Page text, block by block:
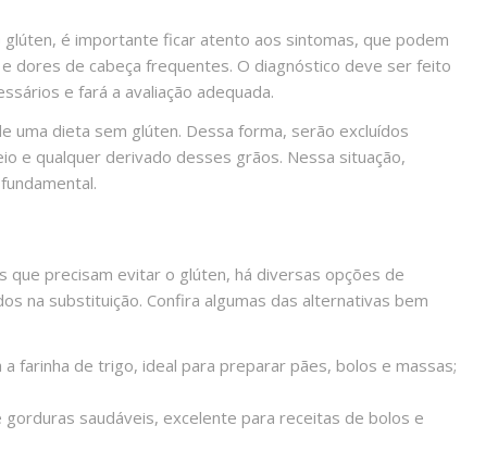
é importante ficar atento aos sintomas, que podem
dores de cabeça frequentes. O diagnóstico deve ser feito
e fará a avaliação adequada.
uma dieta sem glúten. Dessa forma, serão excluídos
e qualquer derivado desses grãos. Nessa situação,
precisam evitar o glúten, há diversas opções de
na substituição. Confira algumas das alternativas bem
farinha de trigo, ideal para preparar pães, bolos e massas;
saudáveis, excelente para receitas de bolos e